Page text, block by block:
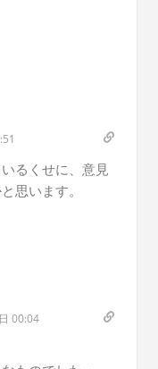
るくせに、意見
思います。
00:04